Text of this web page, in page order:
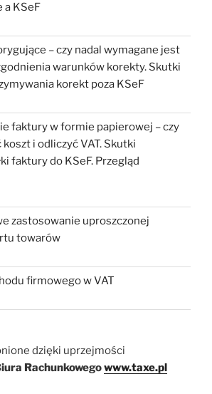
a KSeF
– czy nadal wymagane jest
warunków korekty. Skutki
korekt poza KSeF
faktury w formie papierowej – czy
i odliczyć VAT. Skutki
faktury do KSeF. Przegląd
zastosowanie uproszczonej
towarów
firmowego w VAT
dzięki uprzejmości
Rachunkowegowww.taxe.pl